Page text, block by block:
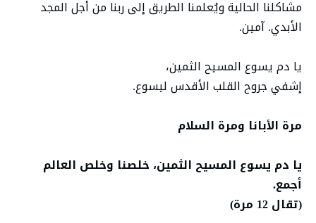
مشاكلنا الحالية ويُعلمنا الطريق إلى ربنا من أجل المجد
الأبدي. آمين.
يا دم يسوع المسيح الثمين،
إشفي جروح القلب الأقدس ليسوع.
مرة الأبانا ومرة السلام
يا دم يسوع المسيح الثمين، خلصنا وخلص العالم
أجمع.
(تقال 12 مرة)